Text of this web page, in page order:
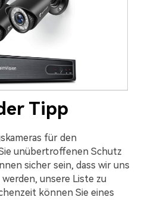
Tipp
für den
unübertroffenen Schutz
sicher sein, dass wir uns
unsere Liste zu
können Sie eines